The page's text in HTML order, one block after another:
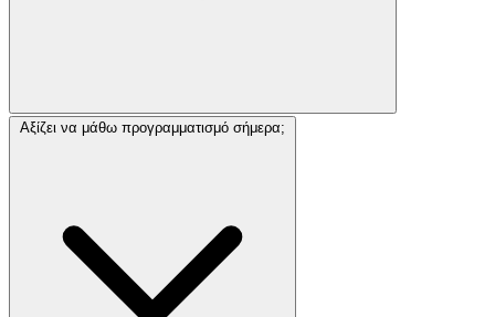
Αξίζει να μάθω προγραμματισμό σήμερα;